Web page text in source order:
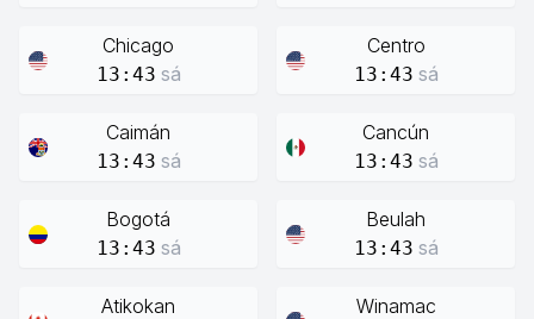
Chicago
13:43 sá
Centro
13:43 sá
Caimán
13:43 sá
Cancún
13:43 sá
Bogotá
13:43 sá
Beulah
13:43 sá
Atikokan Winamac